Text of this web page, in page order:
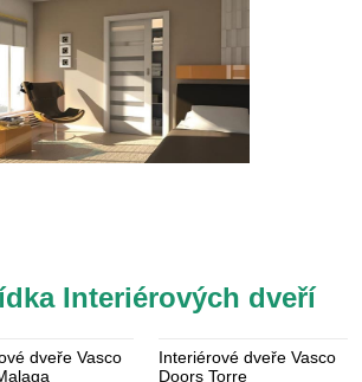
Interiérových dveří
dveře Vasco
Interiérové dveře Vasco
Doors Torre